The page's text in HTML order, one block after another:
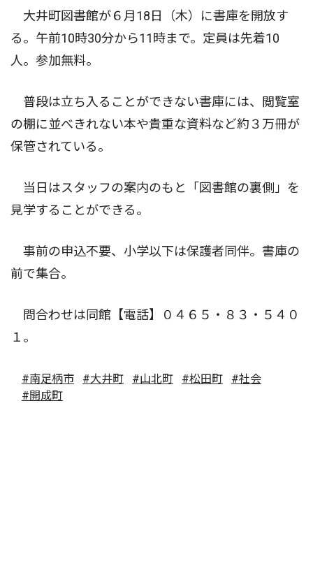
大井町図書館が６月18日（木）に書庫を開放す
る。午前10時30分から11時まで。定員は先着10
人。参加無料。
普段は立ち入ることができない書庫には、閲覧室
の棚に並べきれない本や貴重な資料など約３万冊が
保管されている。
当日はスタッフの案内のもと「図書館の裏側」を
見学することができる。
事前の申込不要、小学以下は保護者同伴。書庫の
前で集合。
問合わせは同館【電話】０４６５・８３・５４０
１。
#南足柄市 #大井町 #山北町 #松田町
#社会
#開成町